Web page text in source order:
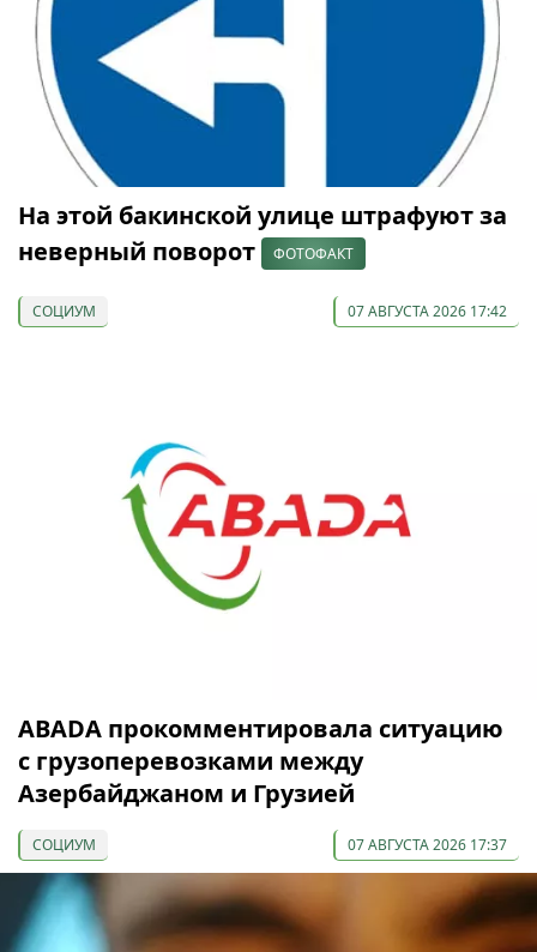
На этой бакинской улице штрафуют за
неверный поворот
ФОТОФАКТ
СОЦИУМ 07 АВГУСТА 2026 17:42
ABADA прокомментировала ситуацию
с грузоперевозками между
Азербайджаном и Грузией
СОЦИУМ 07 АВГУСТА 2026 17:37